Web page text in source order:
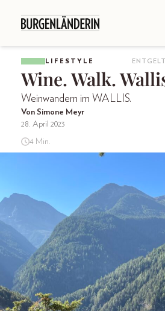
LIFESTYLE
Wine. Walk.
Weinwandern im WALLIS.
Von Simone Meyr
28. April 2023
4 Min.